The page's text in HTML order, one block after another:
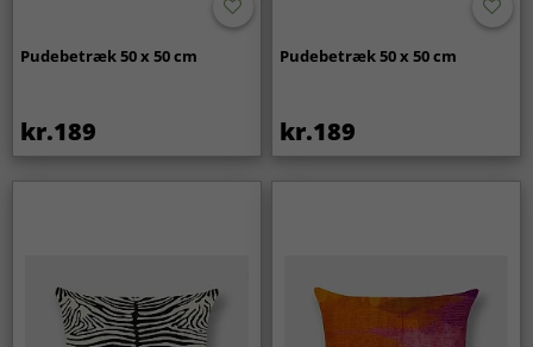
Pudebetræk 50 x 50 cm
kr.189
Pudebetræk 50 x 50 cm
kr.189